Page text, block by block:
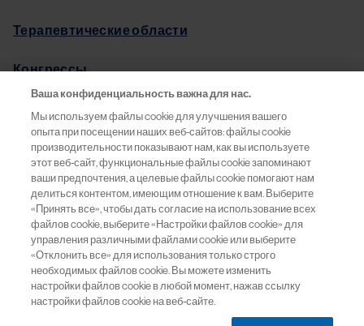
Терапевтические области
Конгрессы
Информация о препаратах
Обратная связь
ООО «Новартис Фарма»
Москва, 125315
Россия
Ваша конфиденциальность важна для нас.
Мы используем файлы cookie для улучшения вашего
опыта при посещении наших веб-сайтов: файлы cookie
производительности показывают нам, как вы используете
этот веб-сайт, функциональные файлы cookie запоминают
ваши предпочтения, а целевые файлы cookie помогают нам
делиться контентом, имеющим отношение к вам. Выберите
«Принять все», чтобы дать согласие на использование всех
файлов cookie, выберите «Настройки файлов cookie» для
управления различными файлами cookie или выберите
«Отклонить все» для использования только строго
необходимых файлов cookie. Вы можете изменить
настройки файлов cookie в любой момент, нажав ссылку
настройки файлов cookie на веб-сайте.